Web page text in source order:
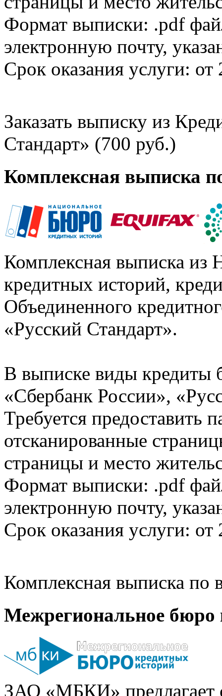
Формат выписки: .pdf
электронную почту,
Срок оказания услуги: от
Заказать выписку из
Стандарт» (700 руб.)
Комплексная выписка
Комплексная выписка из
кредитных историй,
Объединенного
«Русский Стандарт».
В выписке виды кредиты
«Сбербанк России»,
Требуется предоставить
отсканированные
страницы и место
Формат выписки: .pdf
электронную почту,
Срок оказания услуги: от
Комплексная выписка
Межрегиональное бюро
ЗАО «МБКИ» предлагает